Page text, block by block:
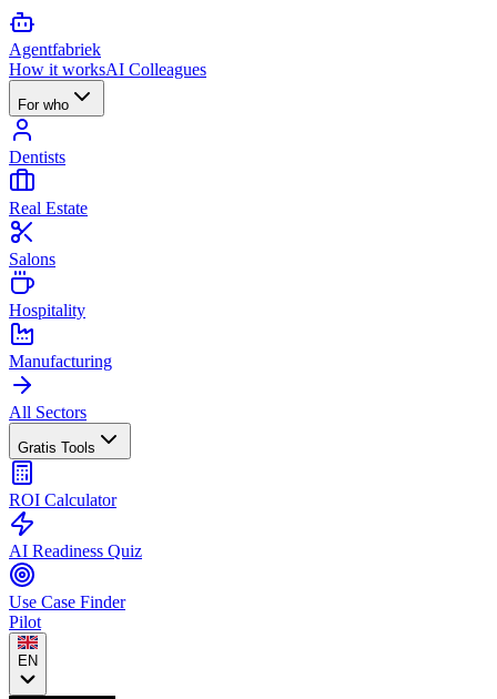
Agentfabriek
How it worksAI Colleagues
For who
Dentists
Real Estate
Salons
Hospitality
Manufacturing
All Sectors
Gratis Tools
ROI Calculator
AI Readiness Quiz
Use Case Finder
Pilot
EN